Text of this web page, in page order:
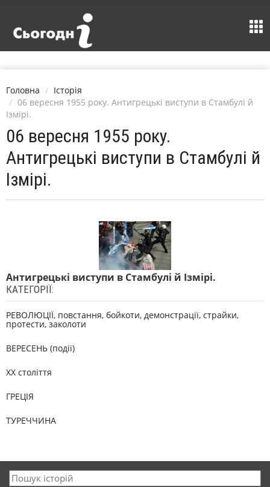
Головна
Історія
06 вересня 1955 року. Антигрецькі виступи в Стамбулі й
Ізмірі.
06 вересня 1955 року.
Антигрецькі виступи в Стамбулі й
Ізмірі.
Антигрецькі виступи в Стамбулі й Ізмірі.
КАТЕГОРІЇ:
РЕВОЛЮЦІЇ, повстання, бойкоти, демонстрації, страйки,
протести, заколоти
ВЕРЕСЕНЬ (події)
XX століття
ГРЕЦІЯ
ТУРЕЧЧИНА